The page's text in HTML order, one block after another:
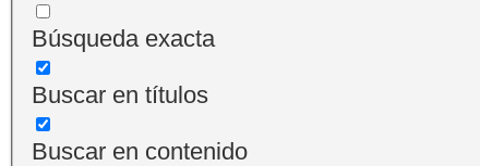
Búsqueda exacta
Buscar en títulos
Buscar en contenido